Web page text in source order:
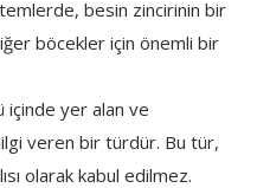
besin zincirinin bir
böcekler için önemli bir
içinde yer alan ve
bilgi veren bir türdür. Bu tür,
olarak kabul edilmez.